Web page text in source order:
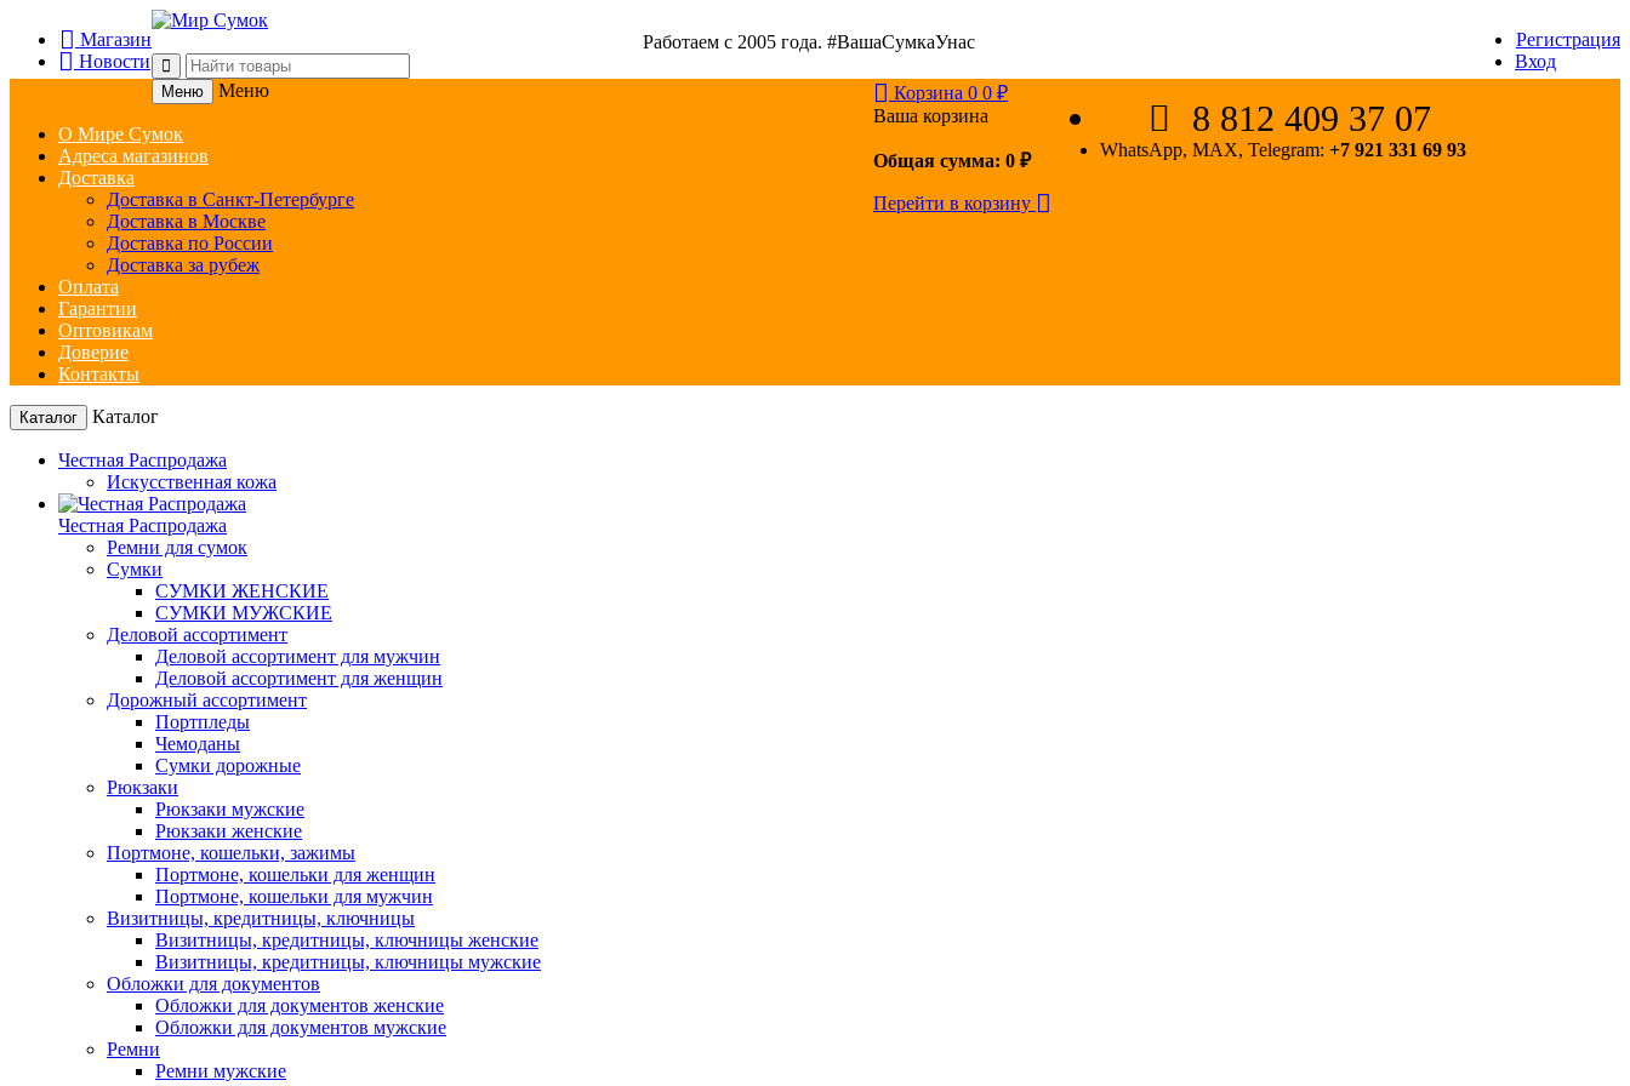
Магазин
Новости
Регистрация
Вход
Работаем с 2005 года. #ВашаСумкаУнас
8 812 409 37 07
WhatsApp, MAX, Telegram: +7 921 331 69 93
Корзина 0 0 ₽
Ваша корзина
Общая сумма: 0 ₽
Перейти в корзину
Меню Меню
О Мире Сумок
Адреса магазинов
Доставка
Доставка в Санкт-Петербурге
Доставка в Москве
Доставка по России
Доставка за рубеж
Оплата
Гарантии
Оптовикам
Доверие
Контакты
Каталог Каталог
Честная Распродажа
Искусственная кожа
Честная Распродажа
Ремни для сумок
Сумки
СУМКИ ЖЕНСКИЕ
СУМКИ МУЖСКИЕ
Деловой ассортимент
Деловой ассортимент для мужчин
Деловой ассортимент для женщин
Дорожный ассортимент
Портпледы
Чемоданы
Сумки дорожные
Рюкзаки
Рюкзаки мужские
Рюкзаки женские
Портмоне, кошельки, зажимы
Портмоне, кошельки для женщин
Портмоне, кошельки для мужчин
Визитницы, кредитницы, ключницы
Визитницы, кредитницы, ключницы женские
Визитницы, кредитницы, ключницы мужские
Обложки для документов
Обложки для документов женские
Обложки для документов мужские
Ремни
Ремни мужские